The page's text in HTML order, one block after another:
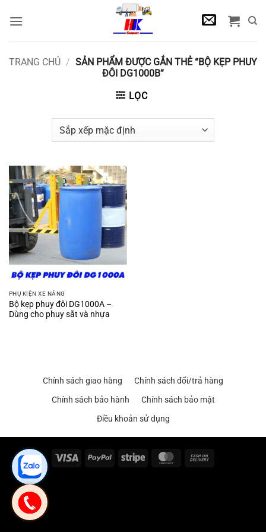
qua
TRANG CHỦ / SẢN PHẨM ĐƯỢC GẮN THẺ “BỘ KẸP PHUY
ĐÔI DG1000B”
LỌC
PHỤ KIỆN XE NÂNG
Bộ kẹp phuy đôi DG1000A –
Dùng cho phuy sắt và nhựa
Chính sách giao hàng
Chính sách đổi/trả hàng
Chính sách bảo hành
Chính sách bảo mật
Điều khoản sử dụng
Visa PayPal Stripe MasterCard